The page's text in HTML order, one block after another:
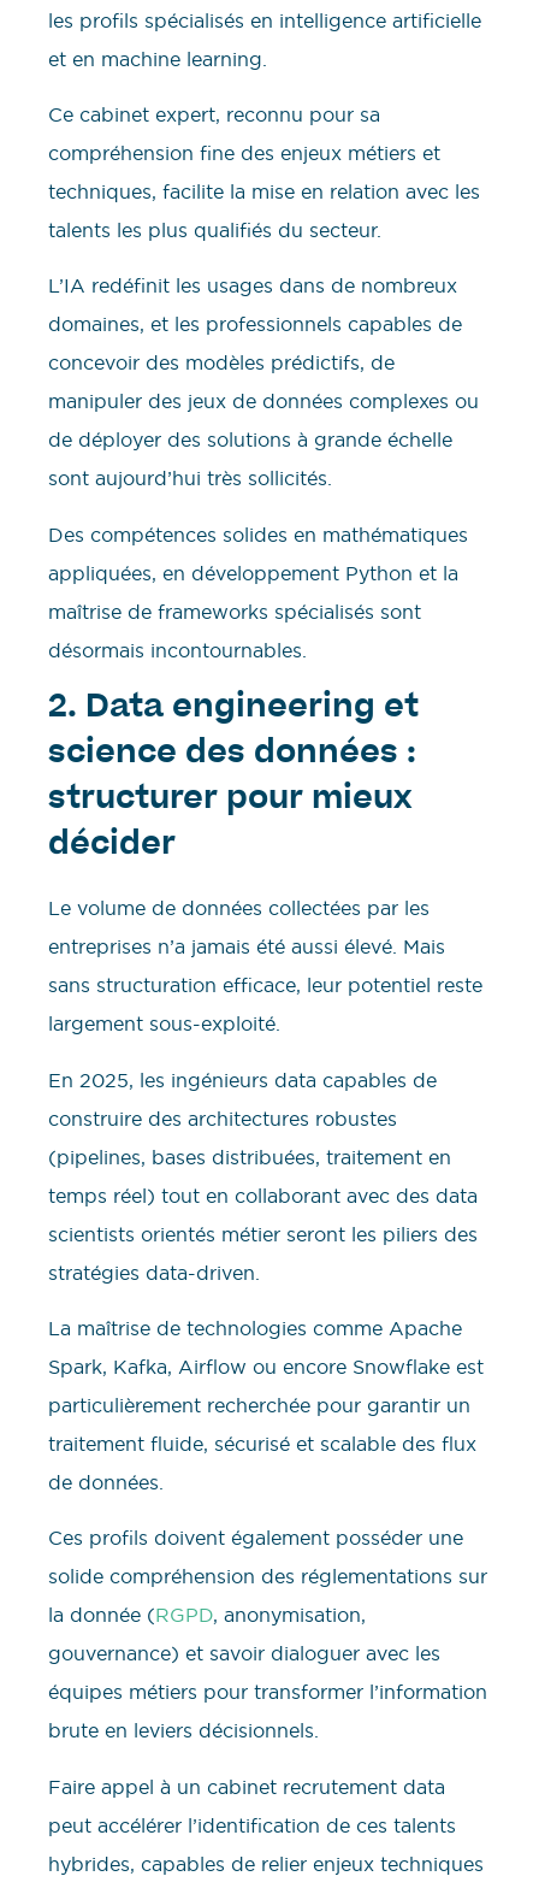
les profils spécialisés en intelligence artificielle
et en machine learning.
Ce cabinet expert, reconnu pour sa
compréhension fine des enjeux métiers et
techniques, facilite la mise en relation avec les
talents les plus qualifiés du secteur.
L’IA redéfinit les usages dans de nombreux
domaines, et les professionnels capables de
concevoir des modèles prédictifs, de
manipuler des jeux de données complexes ou
de déployer des solutions à grande échelle
sont aujourd’hui très sollicités.
Des compétences solides en mathématiques
appliquées, en développement Python et la
maîtrise de frameworks spécialisés sont
désormais incontournables.
2. Data engineering et
science des données :
structurer pour mieux
décider
Le volume de données collectées par les
entreprises n’a jamais été aussi élevé. Mais
sans structuration efficace, leur potentiel reste
largement sous-exploité.
En 2025, les ingénieurs data capables de
construire des architectures robustes
(pipelines, bases distribuées, traitement en
temps réel) tout en collaborant avec des data
scientists orientés métier seront les piliers des
stratégies data-driven.
La maîtrise de technologies comme Apache
Spark, Kafka, Airflow ou encore Snowflake est
particulièrement recherchée pour garantir un
traitement fluide, sécurisé et scalable des flux
de données.
Ces profils doivent également posséder une
solide compréhension des réglementations sur
la donnée (RGPD, anonymisation,
gouvernance) et savoir dialoguer avec les
équipes métiers pour transformer l’information
brute en leviers décisionnels.
Faire appel à un cabinet recrutement data
peut accélérer l’identification de ces talents
hybrides, capables de relier enjeux techniques